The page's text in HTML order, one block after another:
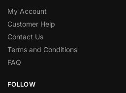
My Account
Customer Help
Contact Us
Terms and Conditions
FAQ
FOLLOW